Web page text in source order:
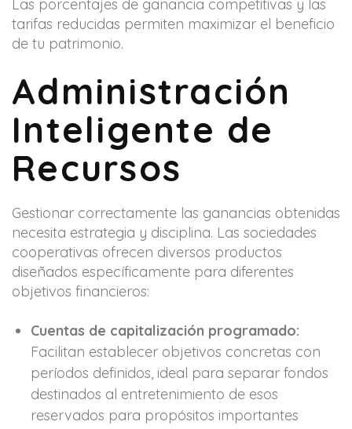
Las porcentajes de ganancia competitivas y las
tarifas reducidas permiten maximizar el beneficio
de tu patrimonio.
Administración
Inteligente de
Recursos
Gestionar correctamente las ganancias obtenidas
necesita estrategia y disciplina. Las sociedades
cooperativas ofrecen diversos productos
diseñados específicamente para diferentes
objetivos financieros:
Cuentas de capitalización programado:
Facilitan establecer objetivos concretas con
períodos definidos, ideal para separar fondos
destinados al entretenimiento de esos
reservados para propósitos importantes